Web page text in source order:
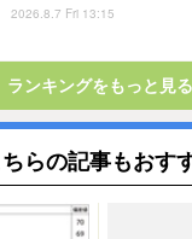
2026.8.7 Fri 13:15
ランキングをもっと見る
ちらの記事もおす